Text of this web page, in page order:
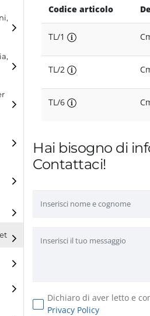
Codice articolo
TL/1
TL/2
TL/6
Hai bisogno di
Contattaci!
Dichiaro di aver letto e
Privacy Policy